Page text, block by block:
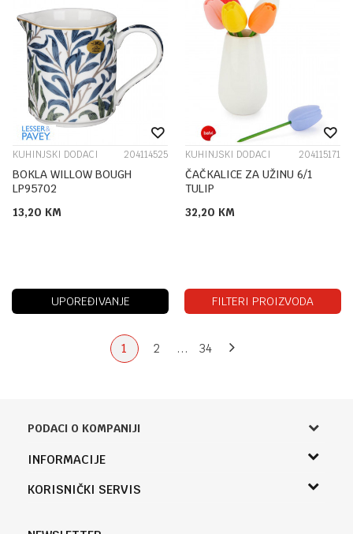
KUHINJSKI DODACI 204114525
BOKLA WILLOW BOUGH
LP95702
13,20 KM
KUHINJSKI DODACI 204115171
ČAČKALICE ZA UŽINU 6/1
TULIP
32,20 KM
UPOREĐIVANJE FILTERI PROIZVODA
1 2 ... 34
PODACI O KOMPANIJI
Knjižara Kultura
Knjaza Miloša 3A
INFORMACIJE
O nama
KORISNIČKI SERVIS